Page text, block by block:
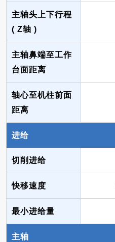
主轴头上下行程
( Z轴 )
主轴鼻端至工作
台面距离
轴心至机柱前面
距离
进给
切削进给
快移速度
最小进给量
主轴